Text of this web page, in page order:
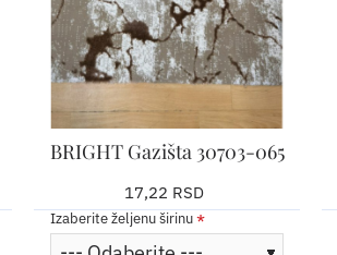
BRIGHT Gazišta 30703-065
17,22 RSD
Izaberite željenu širinu